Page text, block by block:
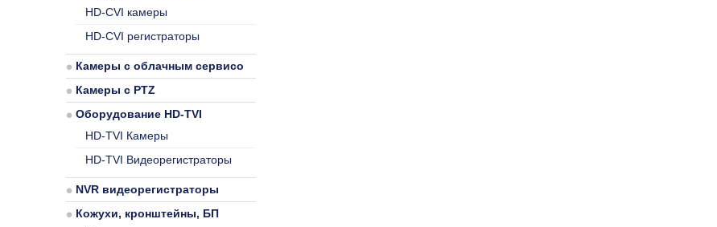
HD-CVI камеры
HD-CVI регистраторы
Камеры с облачным сервисом
Камеры с PTZ
Оборудование HD-TVI
HD-TVI Камеры
HD-TVI Видеорегистраторы
NVR видеорегистраторы
Кожухи, кронштейны, БП